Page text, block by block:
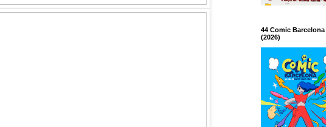
44 Comic Barcelona
(2026)